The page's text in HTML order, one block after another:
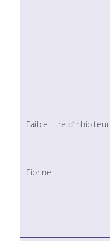
Faible titre d’inhibiteur
Fibrine